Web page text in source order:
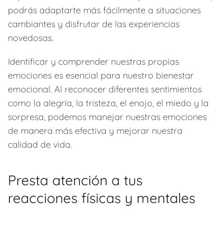
podrás adaptarte más fácilmente a situaciones
cambiantes y disfrutar de las experiencias
novedosas.
Identificar y comprender nuestras propias
emociones es esencial para nuestro bienestar
emocional. Al reconocer diferentes sentimientos
como la alegría, la tristeza, el enojo, el miedo y la
sorpresa, podemos manejar nuestras emociones
de manera más efectiva y mejorar nuestra
calidad de vida.
Presta atención a tus
reacciones físicas y mentales